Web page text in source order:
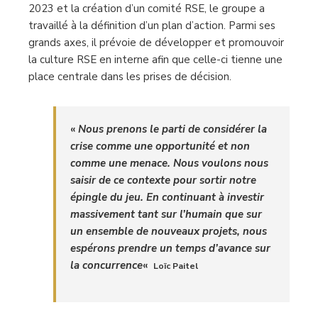
2023 et la création d’un comité RSE, le groupe a
travaillé à la définition d’un plan d’action. Parmi ses
grands axes, il prévoie de développer et promouvoir
la culture RSE en interne afin que celle-ci tienne une
place centrale dans les prises de décision.
« Nous prenons le parti de considérer la
crise comme une opportunité et non
comme une menace. Nous voulons nous
saisir de ce contexte pour sortir notre
épingle du jeu. En continuant à investir
massivement tant sur l’humain que sur
un ensemble de nouveaux projets, nous
espérons prendre un temps d’avance sur
la concurrence« Loïc Paitel